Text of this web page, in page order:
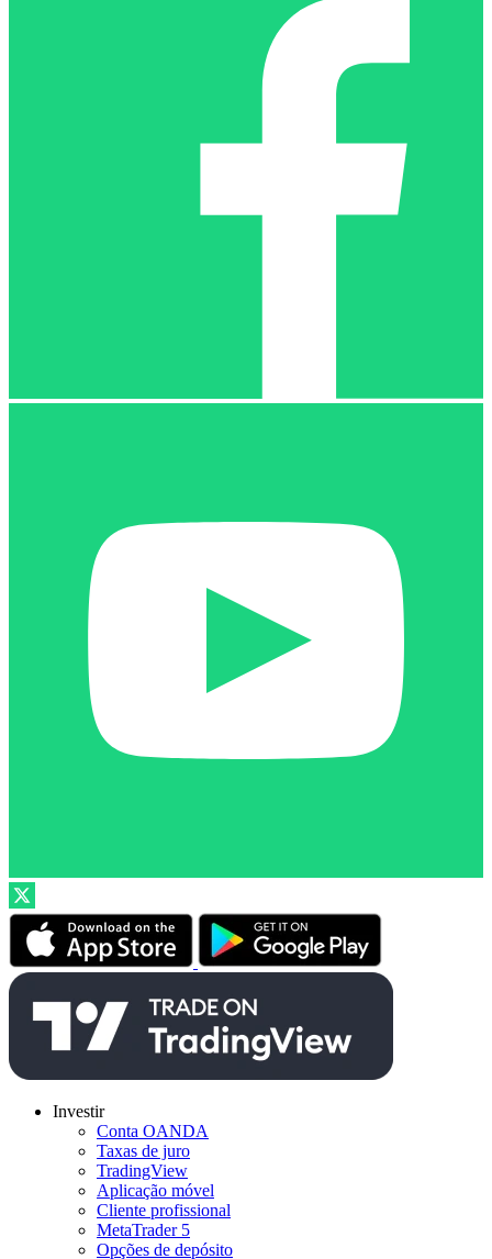
Investir
Conta OANDA
Taxas de juro
TradingView
Aplicação móvel
Cliente profissional
MetaTrader 5
Opções de depósito